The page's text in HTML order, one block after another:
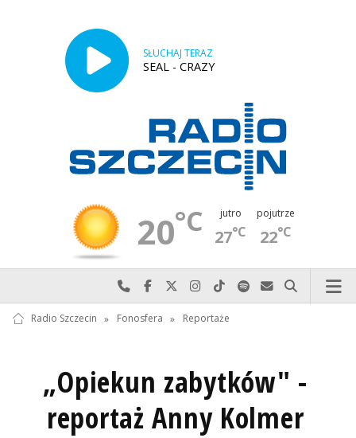
SŁUCHAJ TERAZ
SEAL - CRAZY
20°C jutro
27°C
pojutrze
22°C
Najlepiej po prostu do nas zadzwoń
Odwiedź nas na Facebook-u
Odwiedź nas na X
Odwiedź nas na Instagram-ie
Odwiedź nas na TikTok-u
Szukaj nas na Spotify
Wyślij do nas
Szukaj
Radio Szczecin » Fonosfera » Reportaże
„Opiekun zabytków" -
reportaż Anny Kolmer